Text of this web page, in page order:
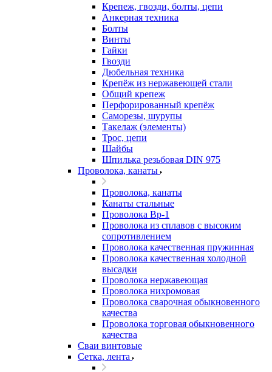
Крепеж, гвозди, болты, цепи
Анкерная техника
Болты
Винты
Гайки
Гвозди
Дюбельная техника
Крепёж из нержавеющей стали
Общий крепеж
Перфорированный крепёж
Саморезы, шурупы
Такелаж (элементы)
Трос, цепи
Шайбы
Шпилька резьбовая DIN 975
Проволока, канаты
Проволока, канаты
Канаты стальные
Проволока Вр-1
Проволока из сплавов с высоким
сопротивлением
Проволока качественная пружинная
Проволока качественная холодной
высадки
Проволока нержавеющая
Проволока нихромовая
Проволока сварочная обыкновенного
качества
Проволока торговая обыкновенного
качества
Сваи винтовые
Сетка, лента